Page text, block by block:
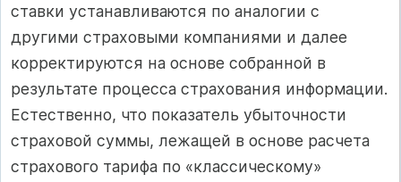
ставки устанавливаются по аналогии с
другими страховыми компаниями и далее
корректируются на основе собранной в
результате процесса страхования информации.
Естественно, что показатель убыточности
страховой суммы, лежащей в основе расчета
страхового тарифа по «классическому»